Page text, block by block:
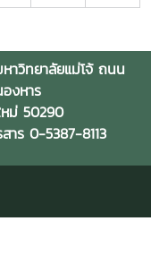
าวิทยาลัยแม่โจ้ ถนน
งหาร
หม่ 50290
ร 0-5387-8113